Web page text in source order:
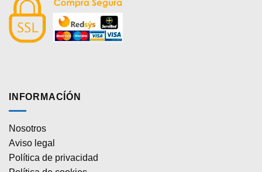
INFORMACÍÓN
Nosotros
Aviso legal
Política de privacidad